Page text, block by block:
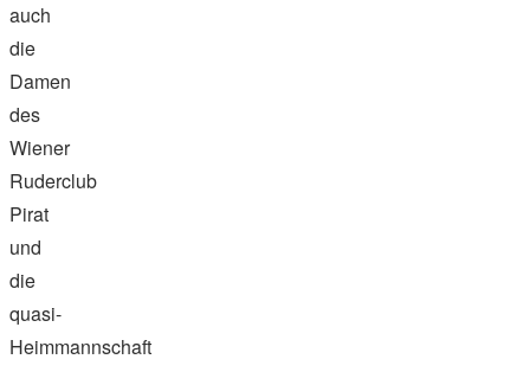
auch
die
Damen
des
Wiener
Ruderclub
Pirat
und
die
quasi-
Heimmannschaft